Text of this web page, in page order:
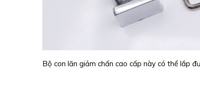
Bộ con lăn giảm chấn cao cấp này có thể lắp